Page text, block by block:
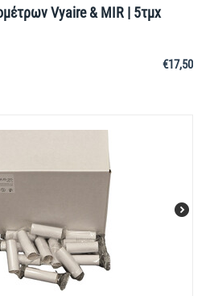
Vyaire & MIR | 5τμχ
€17,50